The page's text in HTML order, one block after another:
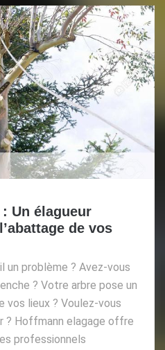
Un élagueur
de vos
un problème ? Avez-vous
? Votre arbre pose un
vos lieux ? Voulez-vous
? Hoffmann elagage offre
professionnels